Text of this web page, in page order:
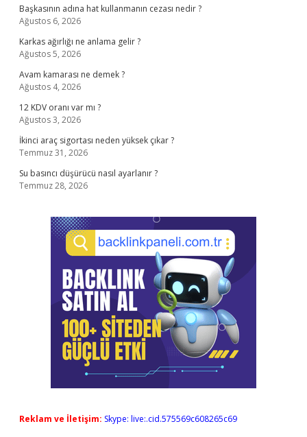
Başkasının adına hat kullanmanın cezası nedir ?
Ağustos 6, 2026
Karkas ağırlığı ne anlama gelir ?
Ağustos 5, 2026
Avam kamarası ne demek ?
Ağustos 4, 2026
12 KDV oranı var mı ?
Ağustos 3, 2026
İkinci araç sigortası neden yüksek çıkar ?
Temmuz 31, 2026
Su basıncı düşürücü nasıl ayarlanır ?
Temmuz 28, 2026
Reklam ve İletişim: Skype: live:.cid.575569c608265c69